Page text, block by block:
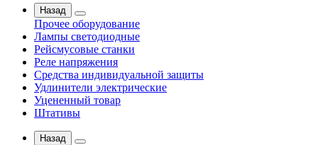
Назад
Прочее оборудование
Лампы светодиодные
Рейсмусовые станки
Реле напряжения
Средства индивидуальной защиты
Удлинители электрические
Уцененный товар
Штативы
Назад